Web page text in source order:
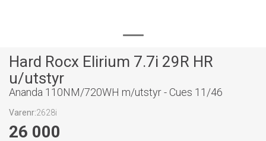
Hard Rocx Elirium 7.7i 29R HR
u/utstyr
Ananda 110NM/720WH m/utstyr - Cues 11/46
Varenr:2628i
26 000